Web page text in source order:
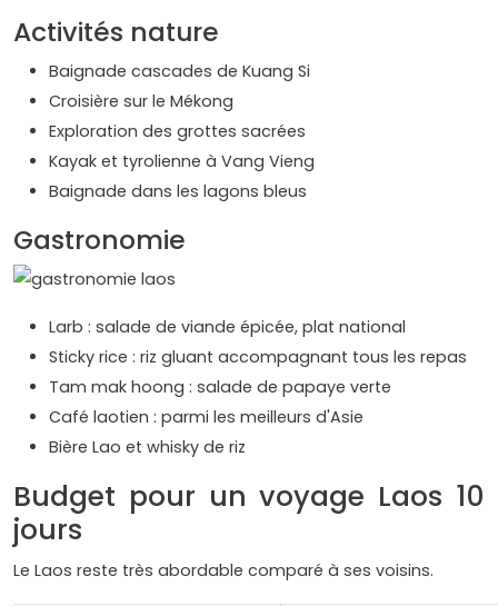
Activités nature
Baignade cascades de Kuang Si
Croisière sur le Mékong
Exploration des grottes sacrées
Kayak et tyrolienne à Vang Vieng
Baignade dans les lagons bleus
Gastronomie
Larb : salade de viande épicée, plat national
Sticky rice : riz gluant accompagnant tous les repas
Tam mak hoong : salade de papaye verte
Café laotien : parmi les meilleurs d'Asie
Bière Lao et whisky de riz
Budget pour un voyage Laos 10
jours
Le Laos reste très abordable comparé à ses voisins.